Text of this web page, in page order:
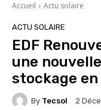
Accueil Actu solaire
ACTU SOLAIRE
EDF
une
stockage en
By Tecsol 2